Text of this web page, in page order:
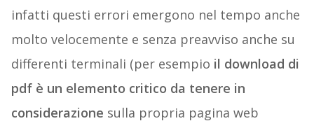
infatti questi errori emergono nel tempo anche
molto velocemente e senza preavviso anche su
differenti terminali (per esempio il download di
pdf è un elemento critico da tenere in
considerazione sulla propria pagina web